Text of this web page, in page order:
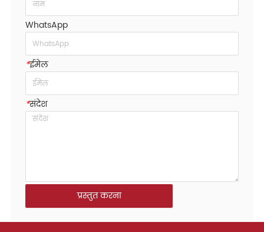
WhatsApp
*ईमेल
*संदेश
प्रस्तुत करना